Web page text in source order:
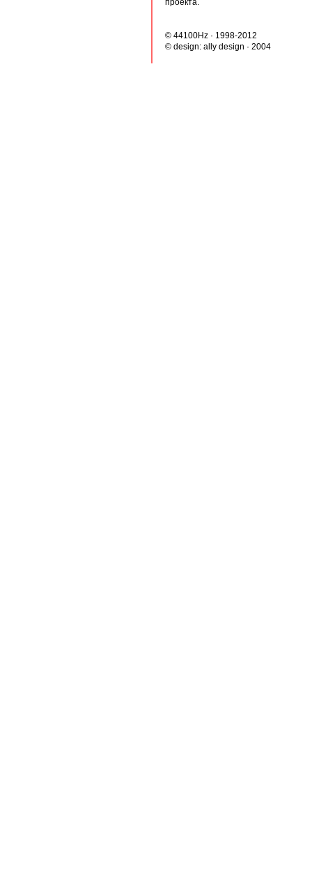
проекта.
© 44100Hz · 1998-2012
© design: ally design · 2004